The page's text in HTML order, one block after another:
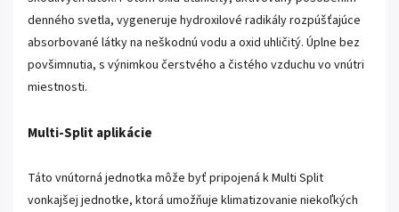
denného svetla, vygeneruje hydroxilové radikály rozpúšťajúce
absorbované látky na neškodnú vodu a oxid uhličitý. Úplne bez
povšimnutia, s výnimkou čerstvého a čistého vzduchu vo vnútri
miestnosti.
Multi-Split aplikácie
Táto vnútorná jednotka môže byť pripojená k Multi Split
vonkajšej jednotke, ktorá umožňuje klimatizovanie niekoľkých